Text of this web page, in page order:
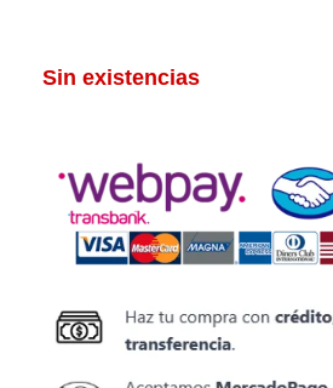
Sin existencias